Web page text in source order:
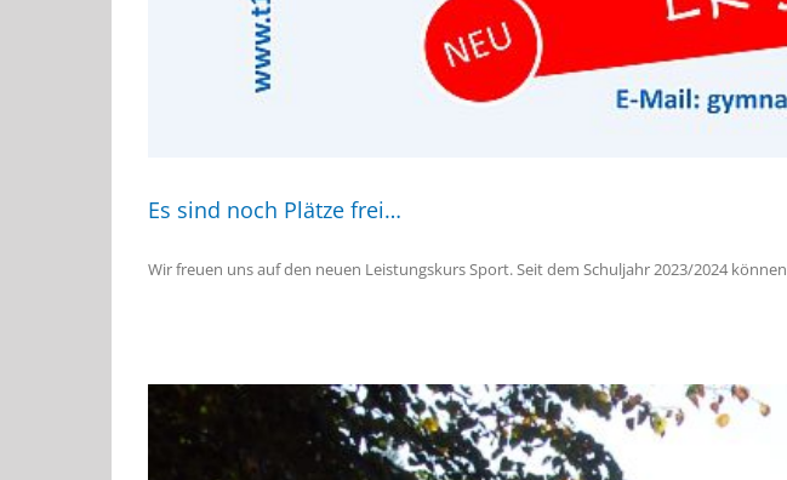
Es sind noch Plätze frei…
Wir freuen uns auf den neuen Leistungskurs Sport. Seit dem Schuljahr 2023/2024 können